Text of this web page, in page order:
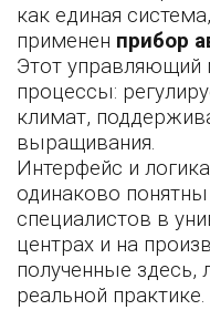
как единая
применен прибор
Этот управляющий
процессы:
климат,
выращивания.
Интерфейс и
одинаково
специалистов в
центрах и на
полученные
реальной практике.